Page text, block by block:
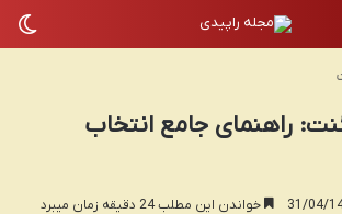
راهنمای جامع انتخاب
خواندن این مطلب 24 دقیقه زمان میبرد